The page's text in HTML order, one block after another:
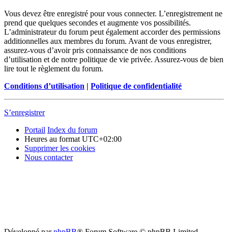
Vous devez être enregistré pour vous connecter. L’enregistrement ne
prend que quelques secondes et augmente vos possibilités.
L’administrateur du forum peut également accorder des permissions
additionnelles aux membres du forum. Avant de vous enregistrer,
assurez-vous d’avoir pris connaissance de nos conditions
d’utilisation et de notre politique de vie privée. Assurez-vous de bien
lire tout le règlement du forum.
Conditions d’utilisation | Politique de confidentialité
S’enregistrer
Portail Index du forum
Heures au formatUTC+02:00
Supprimer les cookies
Nous contacter